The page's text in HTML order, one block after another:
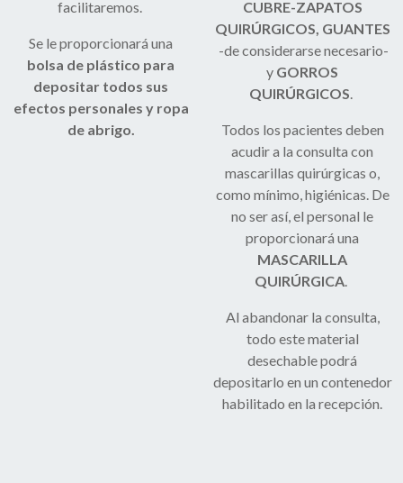
facilitaremos.
Se le proporcionará una
bolsa de plástico para
depositar todos sus
efectos personales y ropa
de abrigo.
CUBRE-ZAPATOS
QUIRÚRGICOS, GUANTES
-de considerarse necesario-
y GORROS
QUIRÚRGICOS.
Todos los pacientes deben
acudir a la consulta con
mascarillas quirúrgicas o,
como mínimo, higiénicas. De
no ser así, el personal le
proporcionará una
MASCARILLA
QUIRÚRGICA.
Al abandonar la consulta,
todo este material
desechable podrá
depositarlo en un contenedor
habilitado en la recepción.